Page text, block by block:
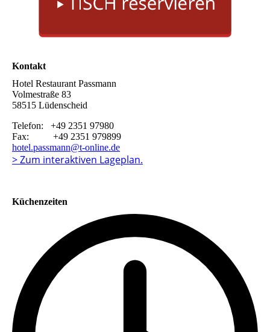
Kontakt
Hotel Restaurant Passmann
Volmestraße 83
58515 Lüdenscheid
Telefon: +49 2351 97980
Fax: +49 2351 979899
hotel.passmann@t-online.de
> Zum interaktiven Lageplan.
Küchenzeiten